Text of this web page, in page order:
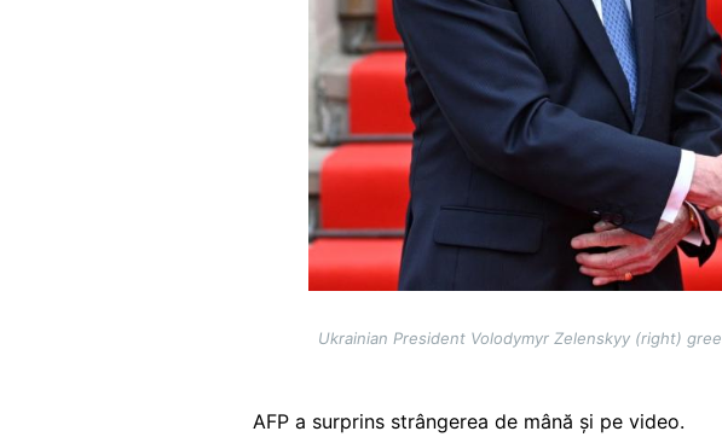
Ukrainian President Volodymyr Zelenskyy (right)
AFP a surprins strângerea de mână și pe video.